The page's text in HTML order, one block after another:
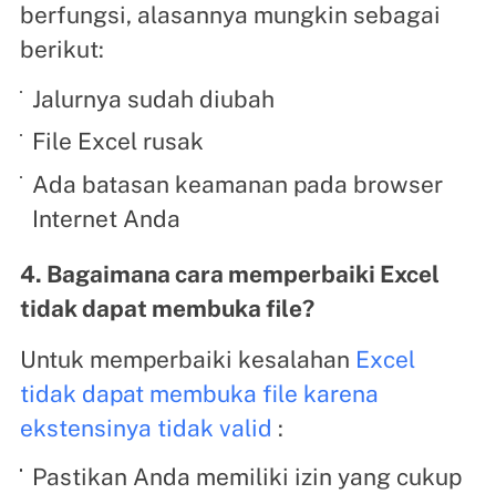
berfungsi, alasannya mungkin sebagai
berikut:
Jalurnya sudah diubah
File Excel rusak
Ada batasan keamanan pada browser
Internet Anda
4. Bagaimana cara memperbaiki Excel
tidak dapat membuka file?
Untuk memperbaiki kesalahan Excel
tidak dapat membuka file karena
ekstensinya tidak valid :
Pastikan Anda memiliki izin yang cukup